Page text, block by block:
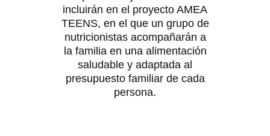
incluirán en el proyecto AMEA
TEENS, en el que un grupo de
nutricionistas acompañarán a
la familia en una alimentación
saludable y adaptada al
presupuesto familiar de cada
persona.​